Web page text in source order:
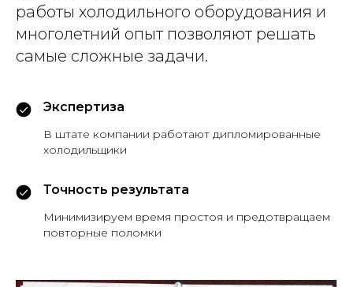
работы холодильного оборудования и
многолетний опыт позволяют решать
самые сложные задачи.
Экспертиза
В штате компании работают дипломированные
холодильщики
Точность результата
Минимизируем время простоя и предотвращаем
повторные поломки